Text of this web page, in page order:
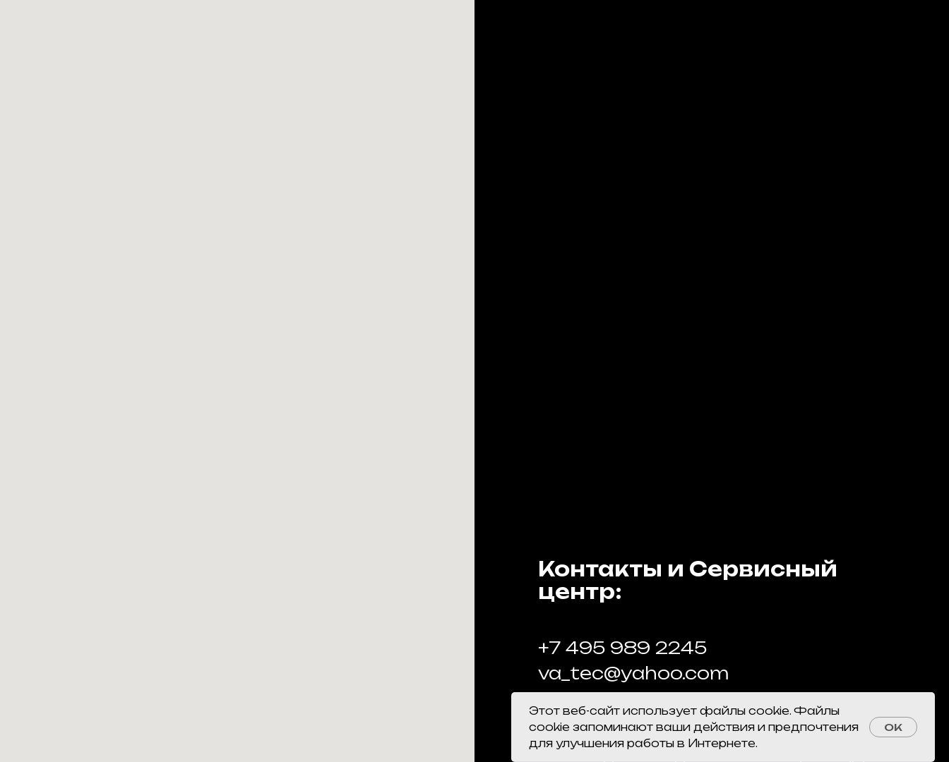
Контакты и Сервисный
центр:
+7 495 989 2245
va_tec@yahoo.com
Улица Маршала Неделина, 6А, Одинцово,
Московская область
Этот веб-сайт использует файлы cookie. Файлы
cookie запоминают ваши действия и предпочтения
для улучшения работы в Интернете.
OK